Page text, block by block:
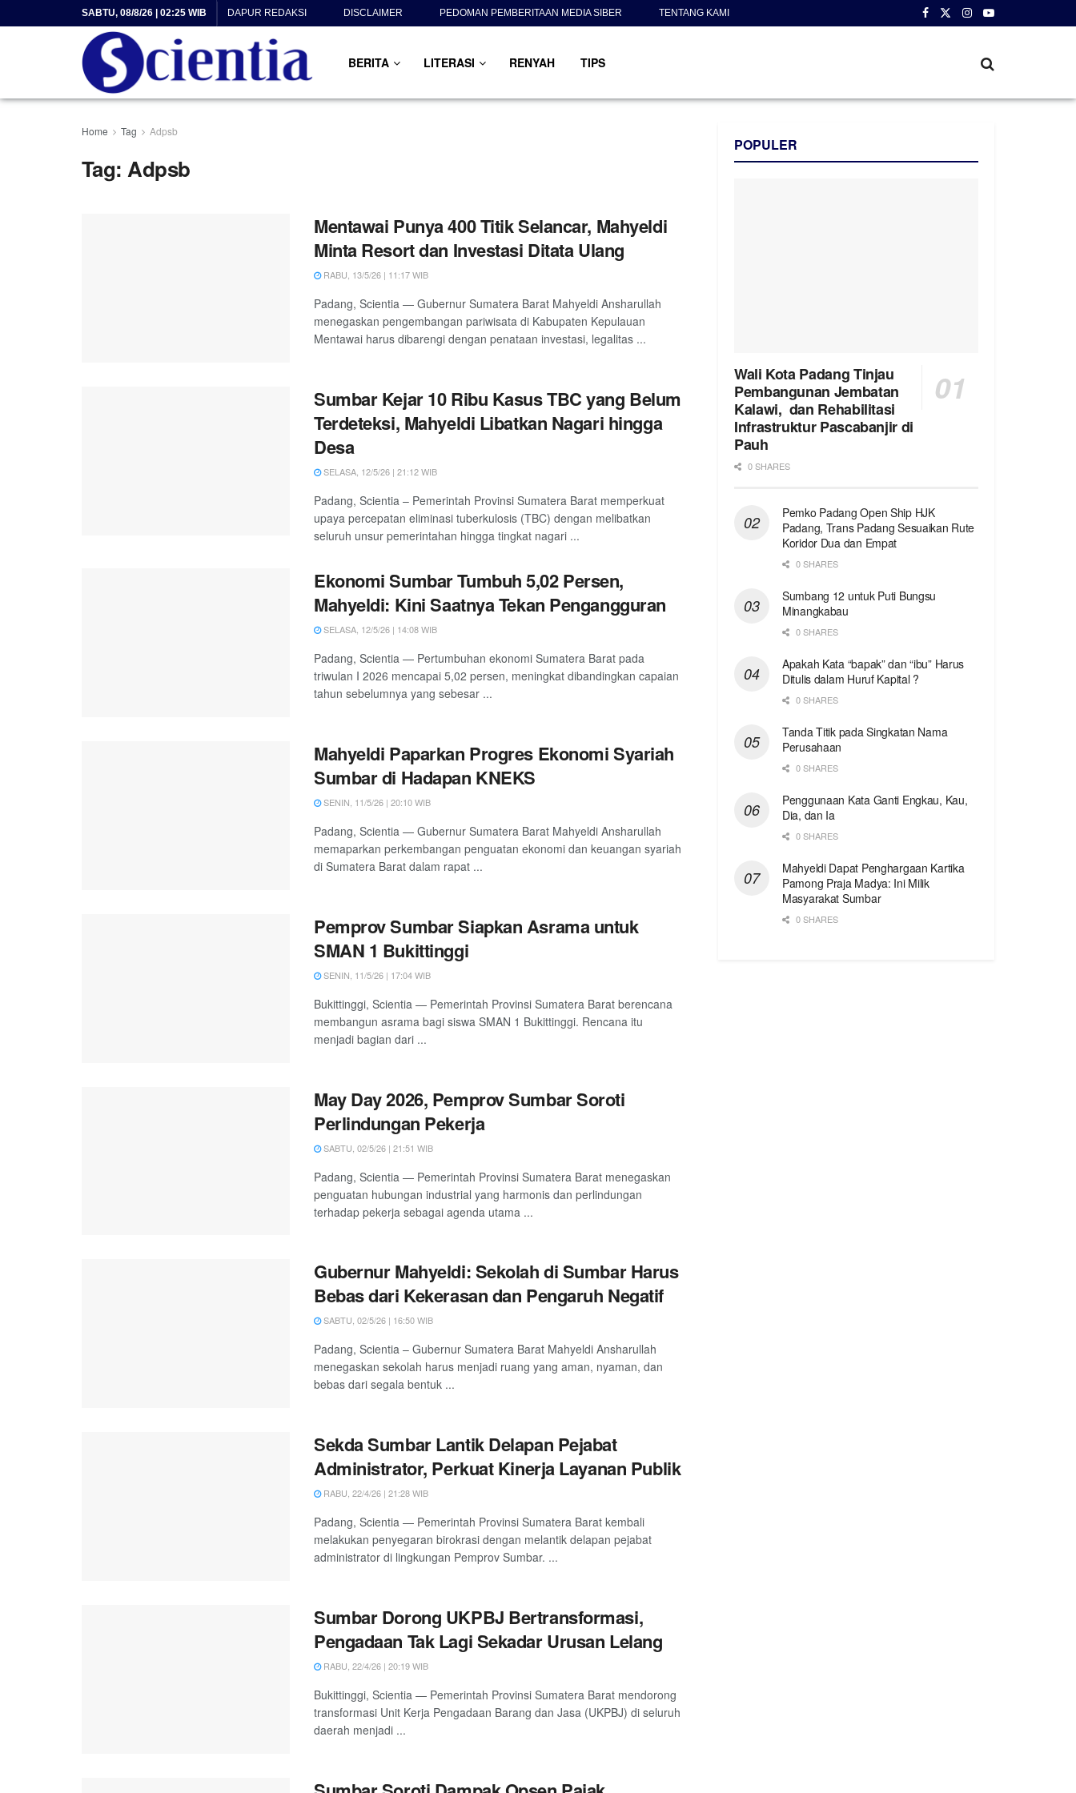
SABTU, 08/8/26 | 02:25 WIB DAPUR REDAKSI DISCLAIMER PEDOMAN PEMBERITAAN MEDIA SIBER TENTANG KAMI
BERITA LITERASI RENYAH TIPS
Home Tag Adpsb
Tag:Adpsb
Mentawai Punya 400 Titik Selancar, Mahyeldi
Minta Resort dan Investasi Ditata Ulang
RABU, 13/5/26 | 11:17 WIB
Padang, Scientia — Gubernur Sumatera Barat Mahyeldi Ansharullah
menegaskan pengembangan pariwisata di Kabupaten Kepulauan
Mentawai harus dibarengi dengan penataan investasi, legalitas ...
Sumbar Kejar 10 Ribu Kasus TBC yang Belum
Terdeteksi, Mahyeldi Libatkan Nagari hingga
Desa
SELASA, 12/5/26 | 21:12 WIB
Padang, Scientia – Pemerintah Provinsi Sumatera Barat memperkuat
upaya percepatan eliminasi tuberkulosis (TBC) dengan melibatkan
seluruh unsur pemerintahan hingga tingkat nagari ...
Ekonomi Sumbar Tumbuh 5,02 Persen,
Mahyeldi: Kini Saatnya Tekan Pengangguran
SELASA, 12/5/26 | 14:08 WIB
Padang, Scientia — Pertumbuhan ekonomi Sumatera Barat pada
triwulan I 2026 mencapai 5,02 persen, meningkat dibandingkan capaian
tahun sebelumnya yang sebesar ...
Mahyeldi Paparkan Progres Ekonomi Syariah
Sumbar di Hadapan KNEKS
SENIN, 11/5/26 | 20:10 WIB
Padang, Scientia — Gubernur Sumatera Barat Mahyeldi Ansharullah
memaparkan perkembangan penguatan ekonomi dan keuangan syariah
di Sumatera Barat dalam rapat ...
Pemprov Sumbar Siapkan Asrama untuk
SMAN 1 Bukittinggi
SENIN, 11/5/26 | 17:04 WIB
Bukittinggi, Scientia — Pemerintah Provinsi Sumatera Barat berencana
membangun asrama bagi siswa SMAN 1 Bukittinggi. Rencana itu
menjadi bagian dari ...
May Day 2026, Pemprov Sumbar Soroti
Perlindungan Pekerja
SABTU, 02/5/26 | 21:51 WIB
Padang, Scientia — Pemerintah Provinsi Sumatera Barat menegaskan
penguatan hubungan industrial yang harmonis dan perlindungan
terhadap pekerja sebagai agenda utama ...
Gubernur Mahyeldi: Sekolah di Sumbar Harus
Bebas dari Kekerasan dan Pengaruh Negatif
SABTU, 02/5/26 | 16:50 WIB
Padang, Scientia – Gubernur Sumatera Barat Mahyeldi Ansharullah
menegaskan sekolah harus menjadi ruang yang aman, nyaman, dan
bebas dari segala bentuk ...
Sekda Sumbar Lantik Delapan Pejabat
Administrator, Perkuat Kinerja Layanan Publik
RABU, 22/4/26 | 21:28 WIB
Padang, Scientia — Pemerintah Provinsi Sumatera Barat kembali
melakukan penyegaran birokrasi dengan melantik delapan pejabat
administrator di lingkungan Pemprov Sumbar. ...
Sumbar Dorong UKPBJ Bertransformasi,
Pengadaan Tak Lagi Sekadar Urusan Lelang
RABU, 22/4/26 | 20:19 WIB
Bukittinggi, Scientia — Pemerintah Provinsi Sumatera Barat mendorong
transformasi Unit Kerja Pengadaan Barang dan Jasa (UKPBJ) di seluruh
daerah menjadi ...
POPULER
Wali Kota Padang Tinjau
Pembangunan Jembatan
Kalawi, dan Rehabilitasi
Infrastruktur Pascabanjir di
Pauh
0 SHARES
Pemko Padang Open Ship HJK
Padang, Trans Padang Sesuaikan Rute
Koridor Dua dan Empat
0 SHARES
Sumbang 12 untuk Puti Bungsu
Minangkabau
0 SHARES
Apakah Kata “bapak” dan “ibu” Harus
Ditulis dalam Huruf Kapital ?
0 SHARES
Tanda Titik pada Singkatan Nama
Perusahaan
0 SHARES
Penggunaan Kata Ganti Engkau, Kau,
Dia, dan Ia
0 SHARES
Mahyeldi Dapat Penghargaan Kartika
Pamong Praja Madya: Ini Milik
Masyarakat Sumbar
0 SHARES